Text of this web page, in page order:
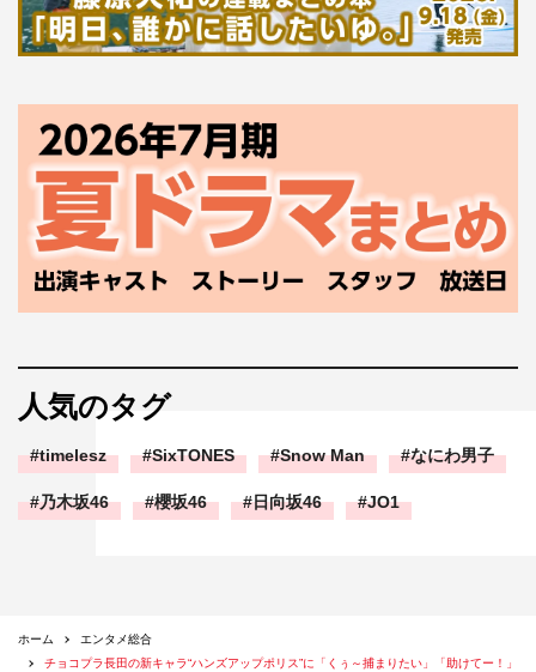
人気のタグ
timelesz SixTONES Snow Man なにわ男子
乃木坂46 櫻坂46 日向坂46 JO1
ホーム
エンタメ総合
チョコプラ長田の新キャラ“ハンズアップポリス”に「くぅ～捕まりたい」「助けてー！」